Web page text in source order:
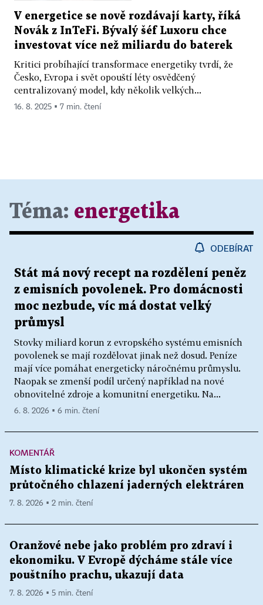
V energetice se nově rozdávají karty, říká
Novák z InTeFi. Bývalý šéf Luxoru chce
investovat více než miliardu do baterek
Kritici probíhající transformace energetiky tvrdí, že
Česko, Evropa i svět opouští léty osvědčený
centralizovaný model, kdy několik velkých...
16. 8. 2025 ▪ 7 min. čtení
Téma: energetika
ODEBÍRAT
Stát má nový recept na rozdělení peněz
z emisních povolenek. Pro domácnosti
moc nezbude, víc má dostat velký
průmysl
Stovky miliard korun z evropského systému emisních
povolenek se mají rozdělovat jinak než dosud. Peníze
mají více pomáhat energeticky náročnému průmyslu.
Naopak se zmenší podíl určený například na nové
obnovitelné zdroje a komunitní energetiku. Na...
6. 8. 2026 ▪ 6 min. čtení
KOMENTÁŘ
Místo klimatické krize byl ukončen systém
průtočného chlazení jaderných elektráren
7. 8. 2026 ▪ 2 min. čtení
Oranžové nebe jako problém pro zdraví i
ekonomiku. V Evropě dýcháme stále více
pouštního prachu, ukazují data
7. 8. 2026 ▪ 5 min. čtení